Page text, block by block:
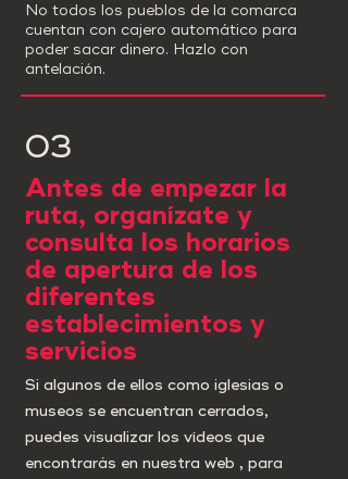
No todos los pueblos de la comarca
cuentan con cajero automático para
poder sacar dinero. Hazlo con
antelación.
03
Antes de empezar la
ruta, organízate y
consulta los horarios
de apertura de los
diferentes
establecimientos y
servicios
Si algunos de ellos como iglesias o
museos se encuentran cerrados,
puedes visualizar los vídeos que
encontrarás en nuestra web , para